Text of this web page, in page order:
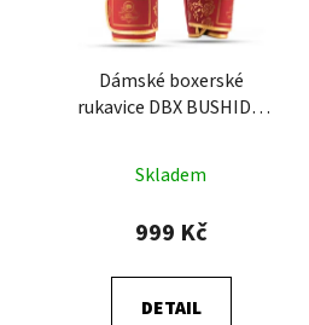
Dámské boxerské
rukavice DBX BUSHIDO
Skladem
999 Kč
DETAIL